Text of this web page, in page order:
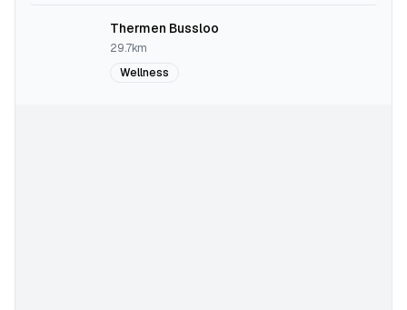
Thermen Bussloo
29.7km
Wellness